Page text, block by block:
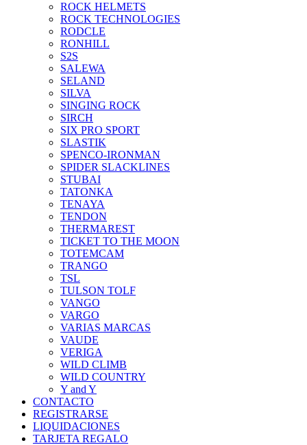
ROCK HELMETS
ROCK TECHNOLOGIES
RODCLE
RONHILL
S2S
SALEWA
SELAND
SILVA
SINGING ROCK
SIRCH
SIX PRO SPORT
SLASTIK
SPENCO-IRONMAN
SPIDER SLACKLINES
STUBAI
TATONKA
TENAYA
TENDON
THERMAREST
TICKET TO THE MOON
TOTEMCAM
TRANGO
TSL
TULSON TOLF
VANGO
VARGO
VARIAS MARCAS
VAUDE
VERIGA
WILD CLIMB
WILD COUNTRY
Y and Y
CONTACTO
REGISTRARSE
LIQUIDACIONES
TARJETA REGALO